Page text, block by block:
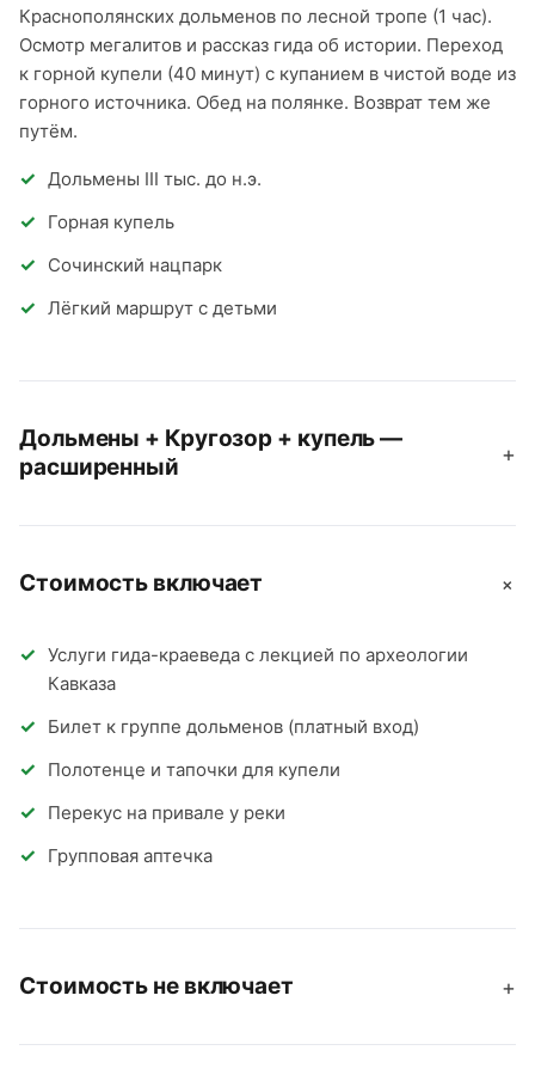
Краснополянских дольменов по лесной тропе (1 час).
Осмотр мегалитов и рассказ гида об истории. Переход
к горной купели (40 минут) с купанием в чистой воде из
горного источника. Обед на полянке. Возврат тем же
путём.
Дольмены III тыс. до н.э.
Горная купель
Сочинский нацпарк
Лёгкий маршрут с детьми
Дольмены + Кругозор + купель —
расширенный
+
Стоимость включает +
Услуги гида-краеведа с лекцией по археологии
Кавказа
Билет к группе дольменов (платный вход)
Полотенце и тапочки для купели
Перекус на привале у реки
Групповая аптечка
Стоимость не включает +